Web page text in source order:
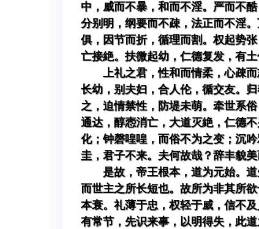
中，威而不暴，和而不淫。严而不
分别明，纲要而不疎，法正而不淫
俱，因节而折，循理而割。权起势
亡接絶。扶微起幼，仁德复发，有土
上礼之君，性和而情柔，心疎
长幼，别夫妇，合人伦，循交友。
之，迫情禁性，防堤未萌。牵世系
通达，醇悫消亡，大道灭絶，仁德
化；钟磬喤喤，而俗不为之变；沉
圭，君子不来。夫何故哉？辞丰貌美
是故，帝王根本，道为元始。
而世主之所长短也。故所为非其所
本衰。礼薄于忠，权轻于威，信不
有常节，先识来事，以明得失，此